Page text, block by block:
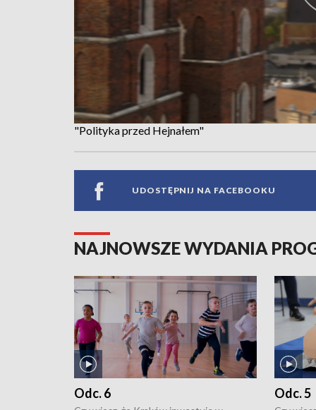
"Polityka przed Hejnałem"
UDOSTĘPNIJ NA FACEBOOKU
NAJNOWSZE WYDANIA
Odc. 6 Odc. 5